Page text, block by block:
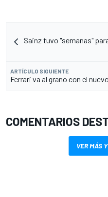
Sainz tuvo "semanas"
ARTÍCULO SIGUIENTE
Ferrari va al grano con el
COMENTARIOS
VER MÁS